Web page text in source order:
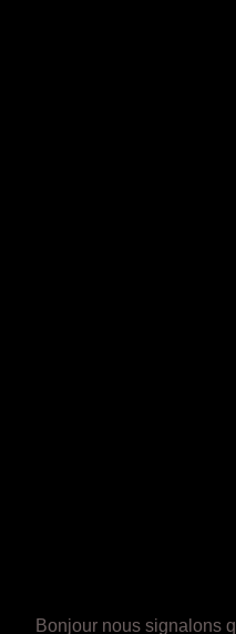
Bonjour nous signalons